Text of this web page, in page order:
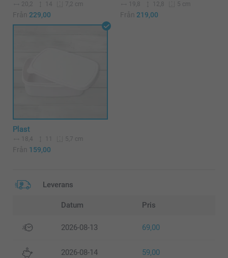
20,2 14 7,2 cm
Från 229,00
19,8 12,8 5 cm
Från 219,00
Plast
18,4 5,7 cm
Från 159,00
Leverans
Datum Pris
2026-08-13 69,00
2026-08-14 59,00